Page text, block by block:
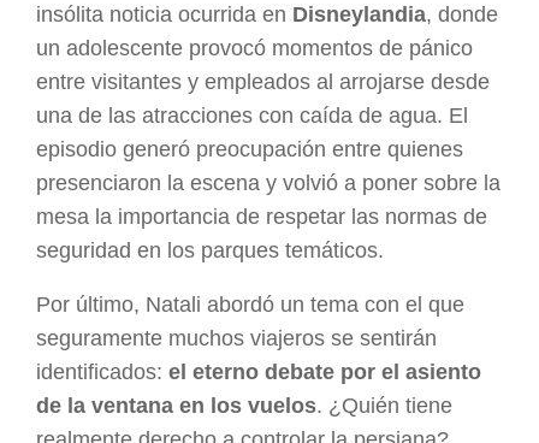
insólita noticia ocurrida en Disneylandia, donde
un adolescente provocó momentos de pánico
entre visitantes y empleados al arrojarse desde
una de las atracciones con caída de agua. El
episodio generó preocupación entre quienes
presenciaron la escena y volvió a poner sobre la
mesa la importancia de respetar las normas de
seguridad en los parques temáticos.
Por último, Natali abordó un tema con el que
seguramente muchos viajeros se sentirán
identificados: el eterno debate por el asiento
de la ventana en los vuelos. ¿Quién tiene